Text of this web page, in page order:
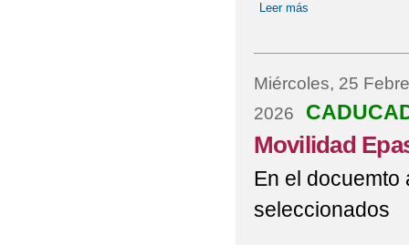
Leer más
Miércoles, 25
2026
Movilidad
En el docuemto
seleccionados